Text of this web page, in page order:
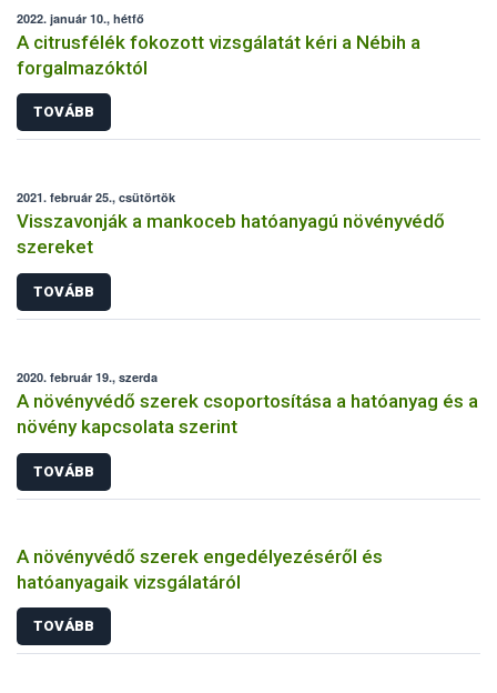
2022. január 10., hétfő
A citrusfélék fokozott vizsgálatát kéri a Nébih a
forgalmazóktól
TOVÁBB
2021. február 25., csütörtök
Visszavonják a mankoceb hatóanyagú növényvédő
szereket
TOVÁBB
2020. február 19., szerda
A növényvédő szerek csoportosítása a hatóanyag és a
növény kapcsolata szerint
TOVÁBB
A növényvédő szerek engedélyezéséről és
hatóanyagaik vizsgálatáról
TOVÁBB